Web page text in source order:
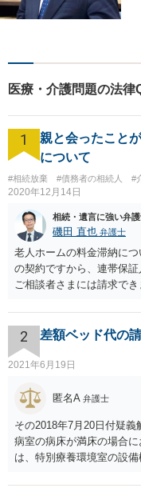
相
ラ
医療・介護問題の法
1
親と会ったこと
について
#相続放棄 #債務者の相続人 #
2020年12月14日
相続・遺言に強い弁
磯田 直也 弁護士
老人ホームの料金滞納に
の契約ですから、連帯保
ご相談者さまには請求で
護受給の際に扶養できな
い旨回答すればそれまで
通りです。 民法上の扶養
ではありません。 あくま
る扶養義務は配偶者や子
まれてすぐ両親が離婚し
養義務の順位を下げる一
2 差額ベッド代の
2021年6月19日
匿名A 弁護士
その2018年7月20日付疑
病室の病床が満床の場合
は、特別療養環境室の設
ことが確認される場合に